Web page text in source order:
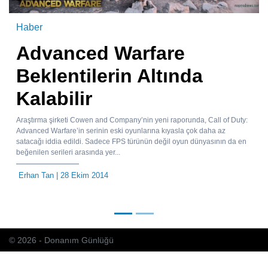
Haber
Advanced Warfare
Beklentilerin Altında
Kalabilir
Araştırma şirketi Cowen and Company’nin yeni raporunda, Call of Duty:
Advanced Warfare’in serinin eski oyunlarına kıyasla çok daha az
satacağı iddia edildi. Sadece FPS türünün değil oyun dünyasının da en
beğenilen serileri arasında yer...
Erhan Tan | 28 Ekim 2014
© 2026 - Donanım Günlüğü